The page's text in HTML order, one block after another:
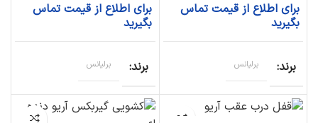
برای اطلاع از قیمت تماس
بگیرید
برند برلیانس
برای اطلاع از قیمت تماس
بگیرید
برند برلیانس